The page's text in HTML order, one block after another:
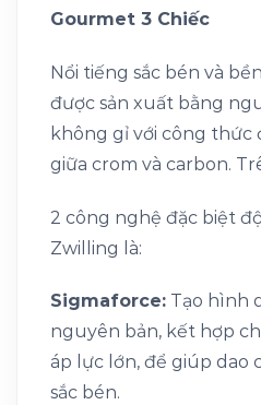
Gourmet 3 Chiếc
Nổi tiếng sắc bén và
được sản xuất bằng
không gỉ với công thức
giữa crom và carbon.
2 công nghệ đặc biệt
Zwilling là:
Sigmaforce: Tạo hình
nguyên bản, kết hợp
áp lực lớn, để giúp dao
sắc bén.